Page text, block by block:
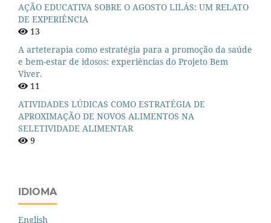
AÇÃO EDUCATIVA SOBRE O AGOSTO LILÁS: UM RELATO
DE EXPERIÊNCIA
13
A arteterapia como estratégia para a promoção da saúde
e bem-estar de idosos: experiências do Projeto Bem
Viver.
11
ATIVIDADES LÚDICAS COMO ESTRATÉGIA DE
APROXIMAÇÃO DE NOVOS ALIMENTOS NA
SELETIVIDADE ALIMENTAR
9
IDIOMA
English